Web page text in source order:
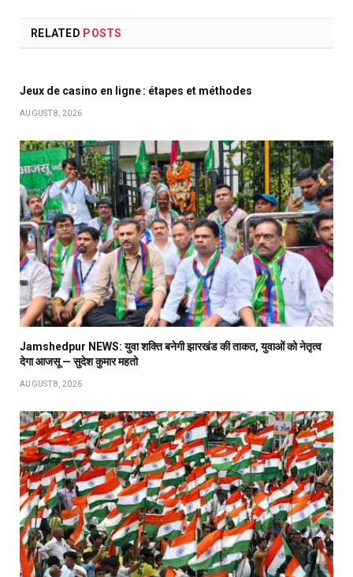
RELATED POSTS
Jeux de casino en ligne : étapes et méthodes
AUGUST 8, 2026
Jamshedpur NEWS: युवा शक्ति बनेगी झारखंड की ताकत, युवाओं को नेतृत्व
देगा आजसू — सुदेश कुमार महतो
AUGUST 8, 2026